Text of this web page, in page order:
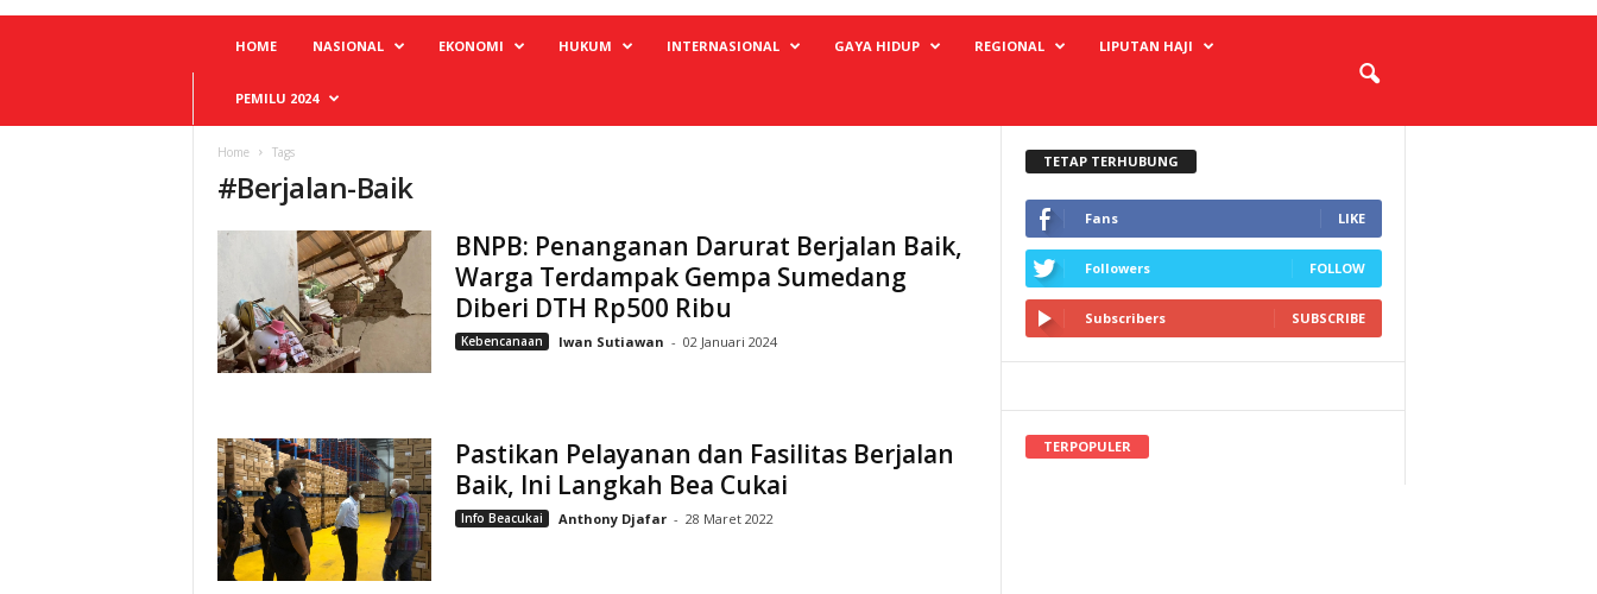
HOME NASIONAL EKONOMI HUKUM INTERNASIONAL GAYA HIDUP REGIONAL LIPUTAN HAJI
PEMILU 2024
Home Tags
#Berjalan-Baik
BNPB: Penanganan Darurat Berjalan Baik,
Warga Terdampak Gempa Sumedang
Diberi DTH Rp500 Ribu
Kebencanaan Iwan Sutiawan - 02 Januari 2024
Pastikan Pelayanan dan Fasilitas Berjalan
Baik, Ini Langkah Bea Cukai
Info Beacukai Anthony Djafar - 28 Maret 2022
TETAP TERHUBUNG
Fans LIKE
Followers FOLLOW
Subscribers SUBSCRIBE
TERPOPULER